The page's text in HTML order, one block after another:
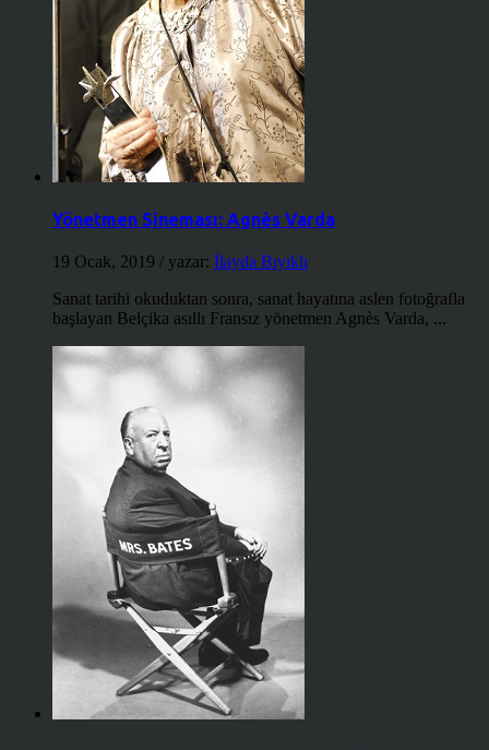
Yönetmen Sineması: Agnès Varda
19 Ocak, 2019 / yazar: İlayda Bıyıklı
Sanat tarihi okuduktan sonra, sanat hayatına aslen fotoğrafla
başlayan Belçika asıllı Fransız yönetmen Agnès Varda, ...